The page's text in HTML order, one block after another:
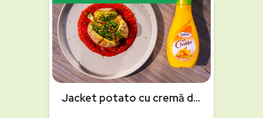
Jacket potato cu cremă de ardei copți la grătar